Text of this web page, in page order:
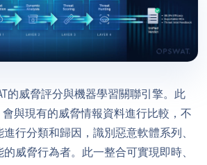
的威脅評分與機器學習關聯引擎。此
會與現有的威脅情報資料進行比較，不
行分類和歸因，識別惡意軟體系列、
威脅行為者。此一整合可實現即時、